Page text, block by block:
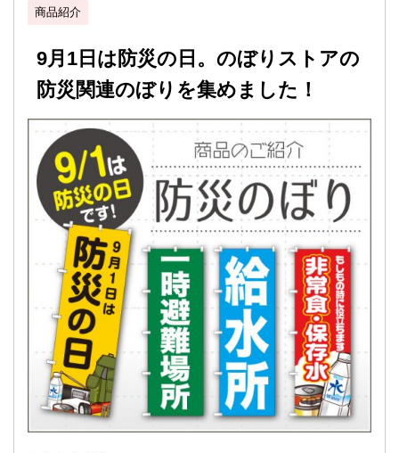
商品紹介
9月1日は防災の日。のぼりストアの
防災関連のぼりを集めました！